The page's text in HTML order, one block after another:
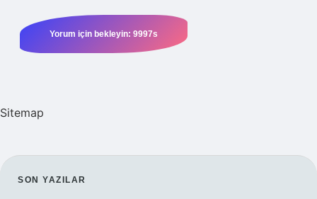
Sitemap
SIDEBAR
SON YAZILAR